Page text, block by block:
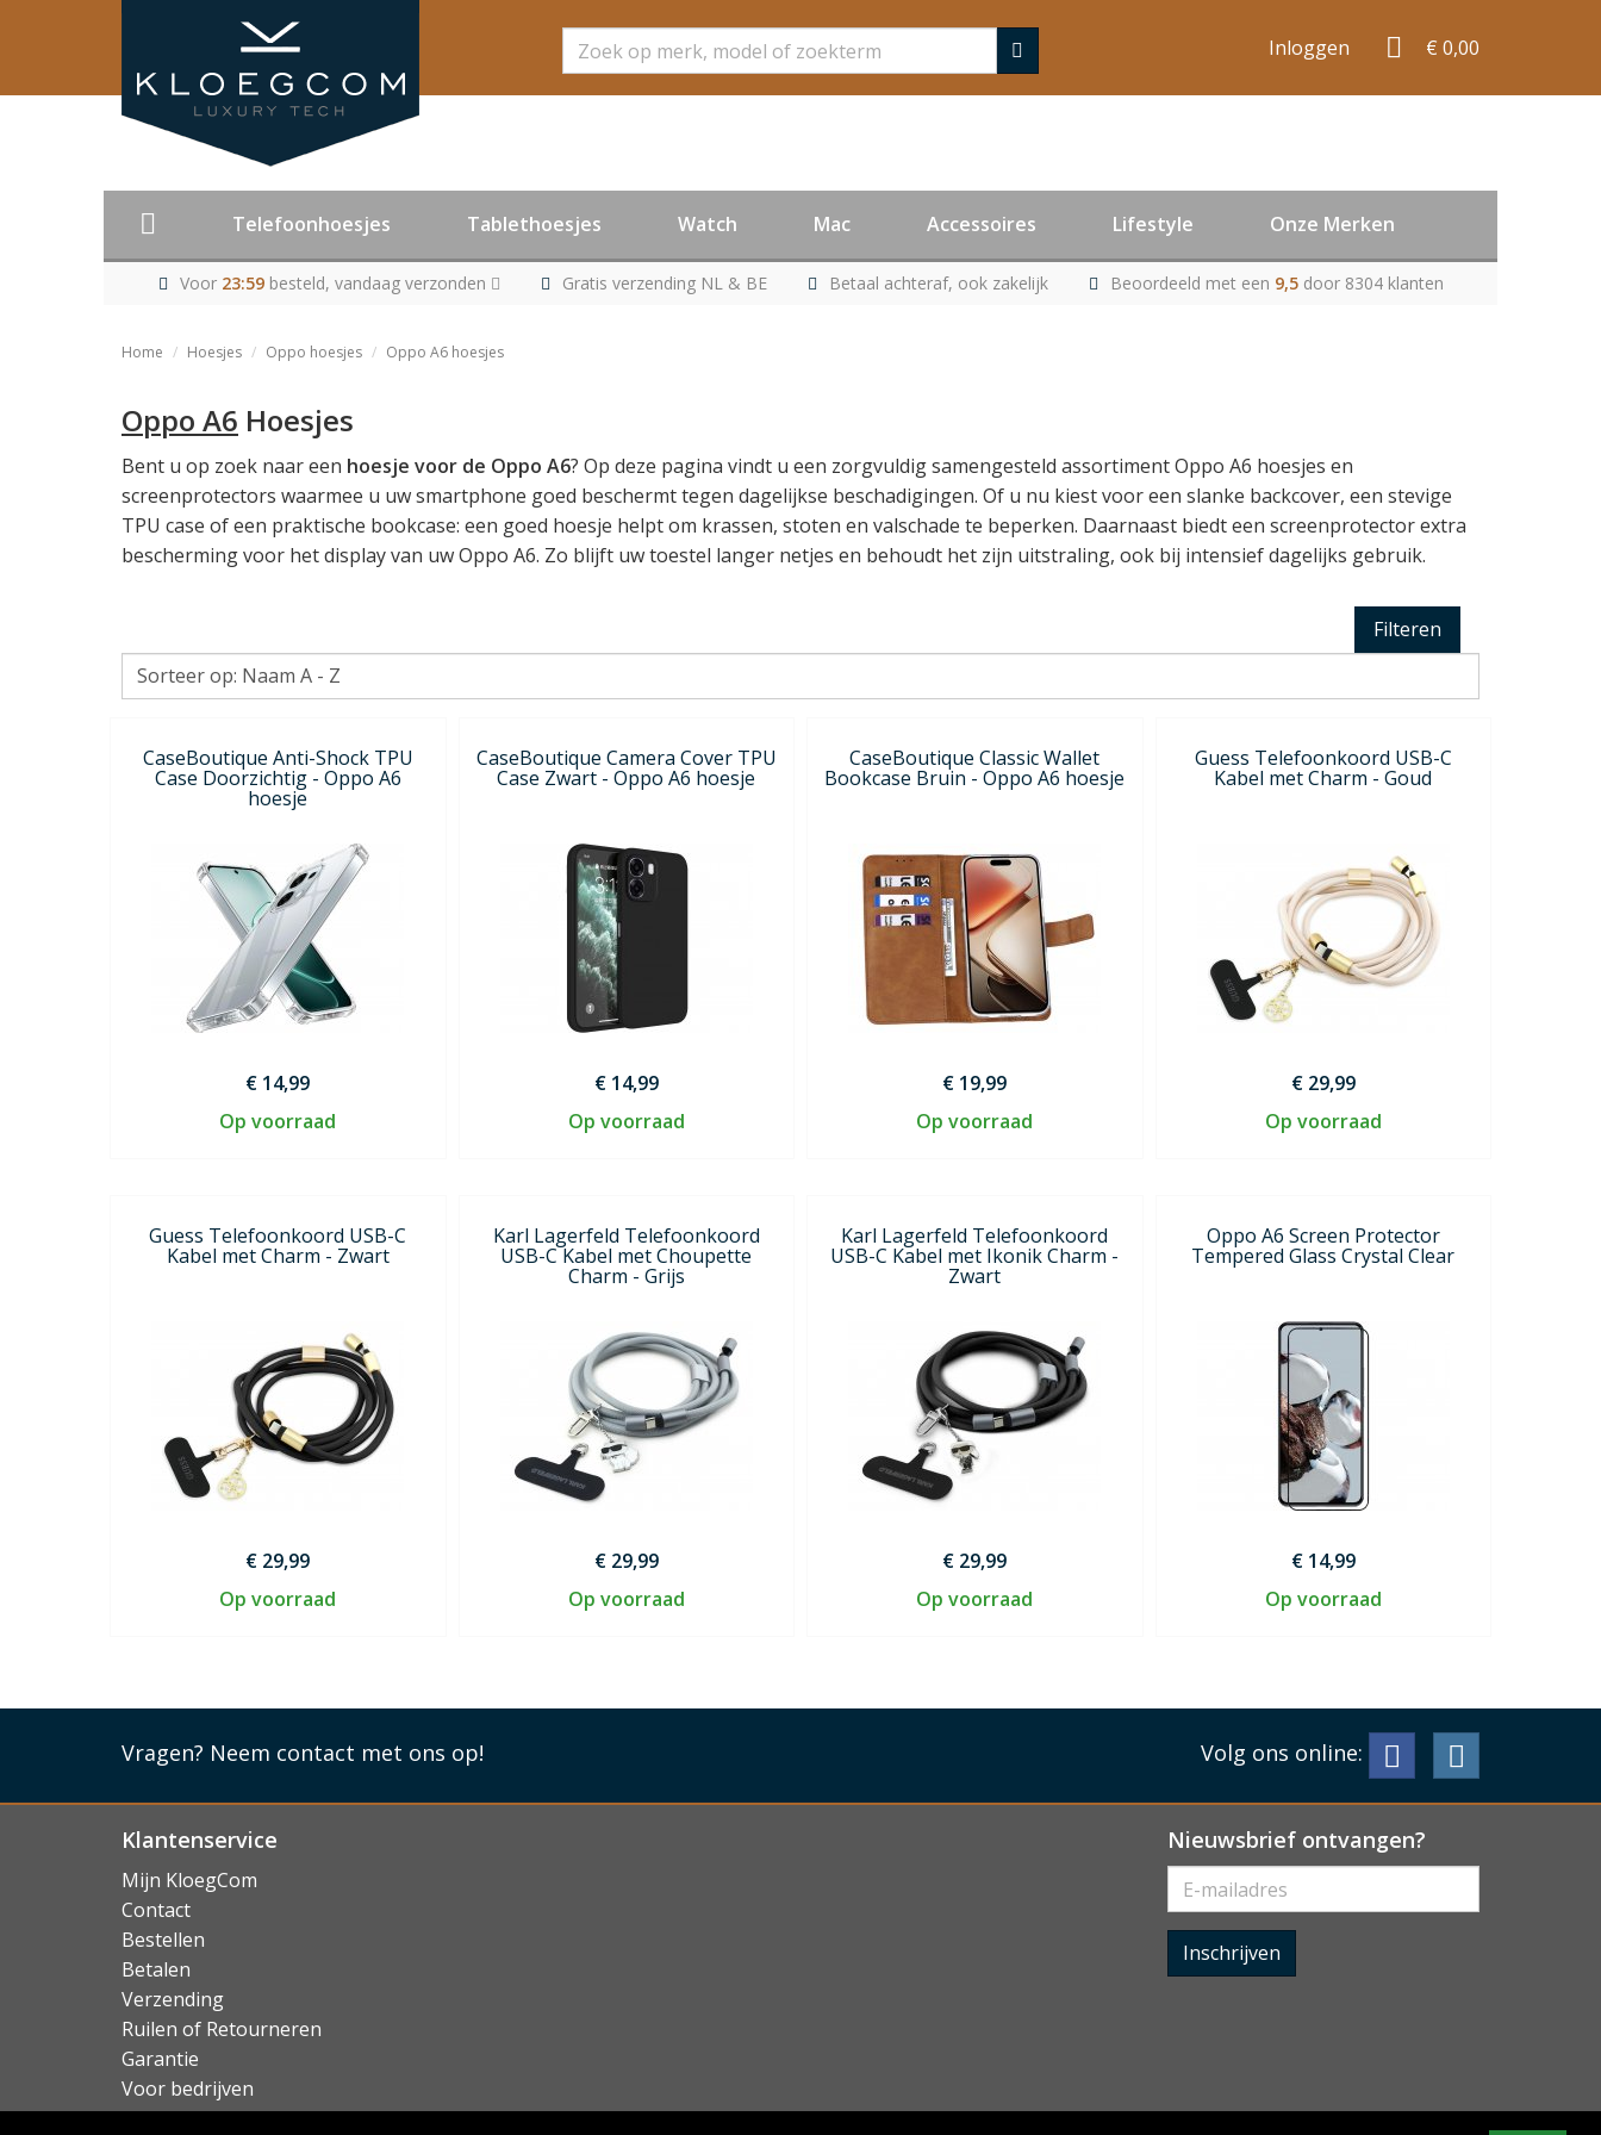
Zoeken Inloggen € 0,00
Telefoonhoesjes Tablethoesjes Watch Mac Accessoires Lifestyle Onze Merken
Voor 23:59besteld, vandaag verzonden Gratis verzending NL & BE Betaal achteraf, ook zakelijk Beoordeeld met een 9,5 door 8304 klanten
Home Hoesjes Oppo hoesjes Oppo A6 hoesjes
Oppo A6 Hoesjes
Bent u op zoek naar een hoesje voor de Oppo A6? Op deze pagina vindt u een zorgvuldig samengesteld assortiment Oppo A6 hoesjes en
screenprotectors waarmee u uw smartphone goed beschermt tegen dagelijkse beschadigingen. Of u nu kiest voor een slanke backcover, een stevige
TPU case of een praktische bookcase: een goed hoesje helpt om krassen, stoten en valschade te beperken. Daarnaast biedt een screenprotector extra
bescherming voor het display van uw Oppo A6. Zo blijft uw toestel langer netjes en behoudt het zijn uitstraling, ook bij intensief dagelijks gebruik.
Filteren
CaseBoutique Anti-Shock TPU
Case Doorzichtig - Oppo A6
hoesje
€ 14,99
Op voorraad
CaseBoutique Camera Cover TPU
Case Zwart - Oppo A6 hoesje
€ 14,99
Op voorraad
CaseBoutique Classic Wallet
Bookcase Bruin - Oppo A6 hoesje
€ 19,99
Op voorraad
Guess Telefoonkoord USB-C
Kabel met Charm - Goud
€ 29,99
Op voorraad
Guess Telefoonkoord USB-C
Kabel met Charm - Zwart
€ 29,99
Op voorraad
Karl Lagerfeld Telefoonkoord
USB-C Kabel met Choupette
Charm - Grijs
€ 29,99
Op voorraad
Karl Lagerfeld Telefoonkoord
USB-C Kabel met Ikonik Charm -
Zwart
€ 29,99
Op voorraad
Oppo A6 Screen Protector
Tempered Glass Crystal Clear
€ 14,99
Op voorraad
Vragen? Neem contact met ons op! Volg ons online:
Klantenservice
Mijn KloegCom
Contact
Bestellen
Betalen
Verzending
Ruilen of Retourneren
Garantie
Voor bedrijven
Over KloegCom.nl
Nieuwsbrief ontvangen?
Inschrijven